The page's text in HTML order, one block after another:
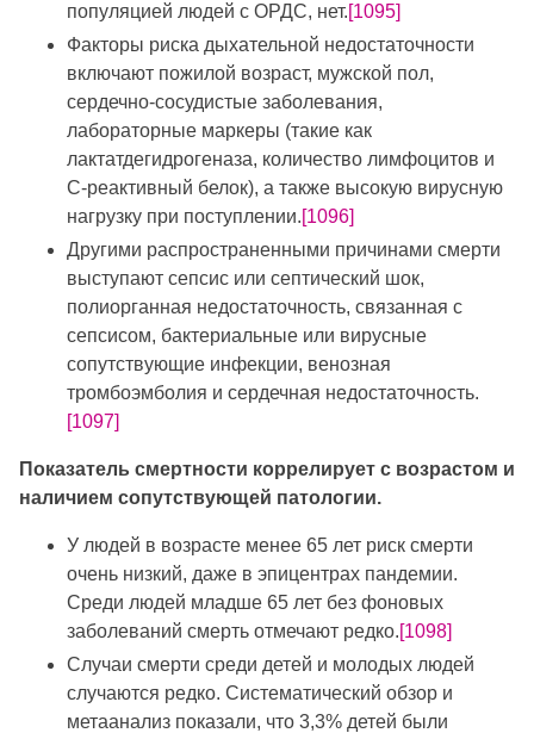
популяцией людей с ОРДС, нет.[1095]
Факторы риска дыхательной недостаточности
включают пожилой возраст, мужской пол,
сердечно-сосудистые заболевания,
лабораторные маркеры (такие как
лактатдегидрогеназа, количество лимфоцитов и
С-реактивный белок), а также высокую вирусную
нагрузку при поступлении.[1096]
Другими распространенными причинами смерти
выступают сепсис или септический шок,
полиорганная недостаточность, связанная с
сепсисом, бактериальные или вирусные
сопутствующие инфекции, венозная
тромбоэмболия и сердечная недостаточность.
[1097]
Показатель смертности коррелирует с возрастом и
наличием сопутствующей патологии.
У людей в возрасте менее 65 лет риск смерти
очень низкий, даже в эпицентрах пандемии.
Среди людей младше 65 лет без фоновых
заболеваний смерть отмечают редко.[1098]
Случаи смерти среди детей и молодых людей
случаются редко. Систематический обзор и
метаанализ показали, что 3,3% детей были